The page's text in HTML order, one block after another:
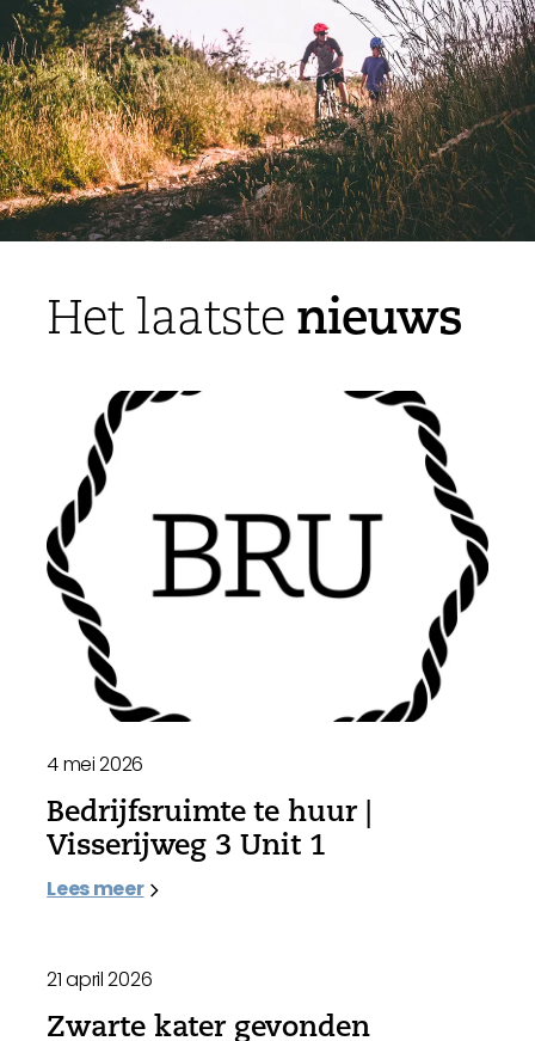
Het laatste nieuws
4 mei 2026
Bedrijfsruimte te huur |
Visserijweg 3 Unit 1
Lees meer
21 april 2026
Zwarte kater gevonden